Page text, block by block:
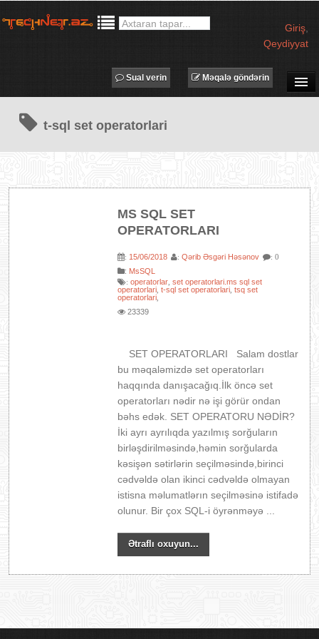
Giriş
Qeydiyyat
MƏQALƏLƏR
PROQRAMLAR
XƏBƏRLƏR
Məqalə göndərin
Sual verin
t-sql set operatorlari
MS SQL SET
OPERATORLARI
: 15/06/2018 :Qərib Əsgəri Həsənov : 0
: MsSQL
:operatorlar ,set operatorlari.ms sql set
operatorlari ,t-sql set operatorlari ,tsq set
operatorlari
23339
SET OPERATORLARI Salam dostlar
bu məqaləmizdə set operatorları
haqqında danışacağıq.İlk öncə set
operatorları nədir nə işi görür ondan
bəhs edək. SET OPERATORU NƏDİR?
İki ayrı ayrılıqda yazılmış sorğuların
birləşdirilməsində,həmin sorğularda
kəsişən sətirlərin seçilməsində,birinci
cədvəldə olan ikinci cədvəldə olmayan
istisna məlumatlərın seçilməsinə istifadə
olunur. Bir çox SQL-i öyrənməyə ...
Ətraflı oxuyun...